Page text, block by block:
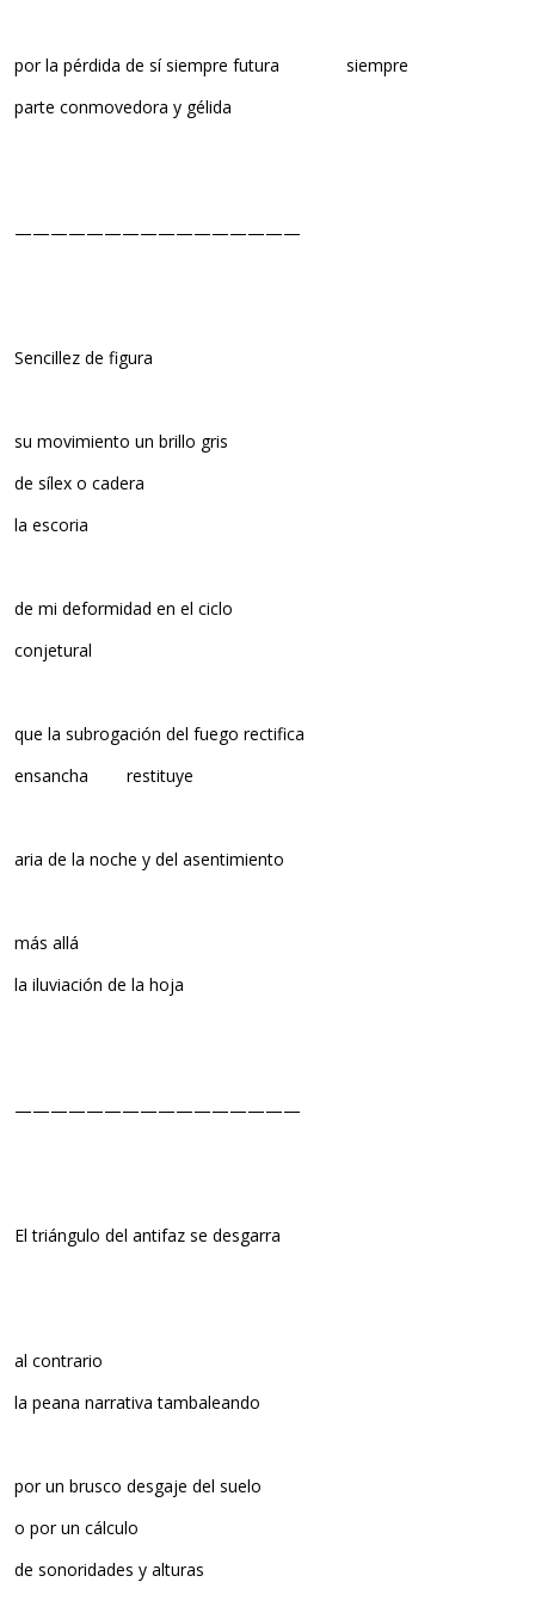
por la pérdida de sí siempre futura siempre
parte conmovedora y gélida
————————————————
Sencillez de figura
su movimiento un brillo gris
de sílex o cadera
la escoria
de mi deformidad en el ciclo
conjetural
que la subrogación del fuego rectifica
ensancha restituye
aria de la noche y del asentimiento
más allá
la iluviación de la hoja
————————————————
El triángulo del antifaz se desgarra
al contrario
la peana narrativa tambaleando
por un brusco desgaje del suelo
o por un cálculo
de sonoridades y alturas